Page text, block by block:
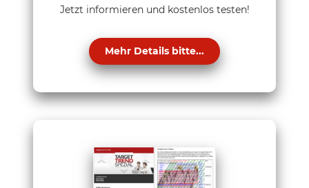
Jetzt informieren und kostenlos testen!
Mehr Details bitte...